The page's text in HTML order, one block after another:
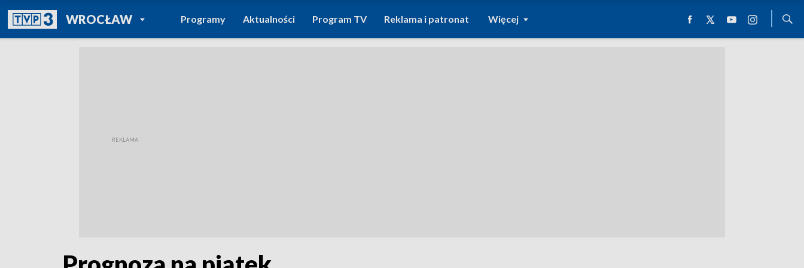
WROCŁAWPOWRÓT DO
TVP REGIONY
Programy Aktualności Program TV Reklama i patronat Więcej